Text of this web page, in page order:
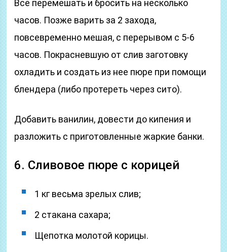
Все перемешать и бросить на несколько
часов. Позже варить за 2 захода,
повсевременно мешая, с перерывом с 5-6
часов. Покрасневшую от слив заготовку
охладить и создать из нее пюре при помощи
блендера (либо протереть через сито).
Добавить ванилин, довести до кипения и
разложить с приготовленные жаркие банки.
6. Сливовое пюре с корицей
1 кг весьма зрелых слив;
2 стакана сахара;
Щепотка молотой корицы.